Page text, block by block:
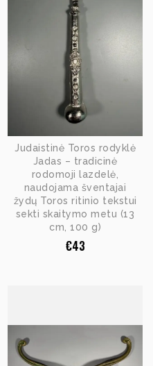
Judaistinė Toros rodyklė
Jadas – tradicinė
rodomoji lazdelė,
naudojama šventajai
žydų Toros ritinio tekstui
sekti skaitymo metu (13
cm, 100 g)
€43